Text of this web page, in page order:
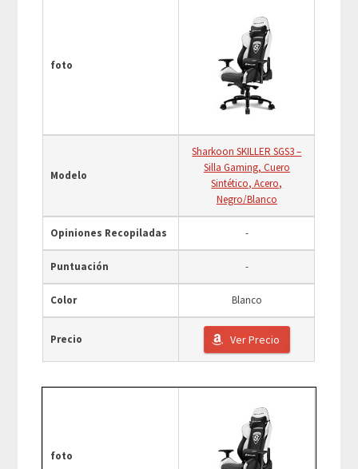
foto
Modelo
Sharkoon SKILLER SGS3 –
Silla Gaming, Cuero
Sintético, Acero,
Negro/Blanco
Opiniones Recopiladas -
Puntuación -
Color Blanco
Precio Ver Precio
foto